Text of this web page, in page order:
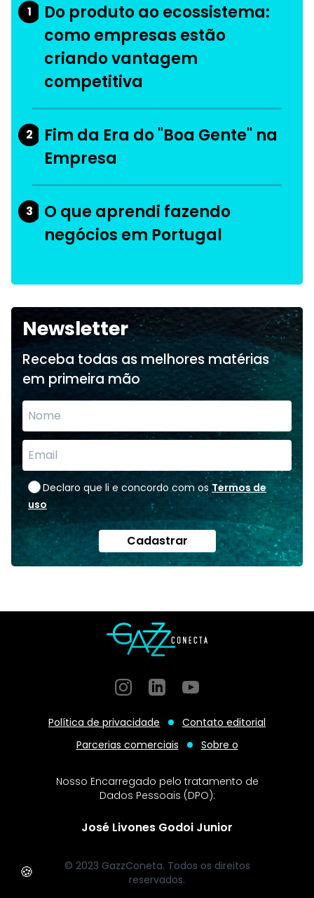
1
Do produto ao ecossistema:
como empresas estão
criando vantagem
competitiva
2
Fim da Era do "Boa Gente" na
Empresa
3
O que aprendi fazendo
negócios em Portugal
Newsletter
Receba todas as melhores matérias
em primeira mão
Declaro que li e concordo com os Termos de
uso
Cadastrar
InstagramGitHubGitHub
Política de privacidade
Contato editorial
Parcerias comerciais
Sobre o
Nosso Encarregado pelo tratamento de
Dados Pessoais (DPO):
José Livones Godoi Junior
© 2023 GazzConeta. Todos os direitos
reservados.
🍪